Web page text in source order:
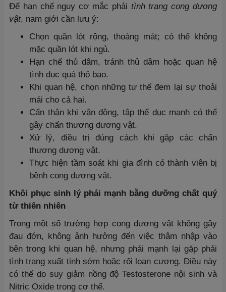
Để hạn chế nguy cơ mắc phải tình trạng cong dương
vật, nam giới cần lưu ý:
Chọn quần lót rộng, thoáng mát; có thể không
mặc quần lót khi ngủ.
Hạn chế thủ dâm, tránh thủ dâm hoặc quan hệ
tình dục quá thô bạo.
Khi quan hệ, chọn những tư thế đem lại sự thoải
mái cho cả hai.
Cẩn thận khi vận động, tập thể dục mạnh có thể
gây chấn thương dương vật.
Xử lý, điều trị đúng cách khi gặp các chấn
thương dương vật.
Thực hiện tầm soát khi gia đình có thành viên bị
bệnh cong dương vật.
Khôi phục sinh lý phái mạnh bằng dưỡng chất quý
từ thiên nhiên
Trong một số trường hợp cong dương vật không gây
đau đớn, không ảnh hưởng đến việc thâm nhập vào
bên trong khi quan hệ, nhưng phái mạnh lại gặp phải
tình trạng xuất tinh sớm hoặc rối loạn cương. Điều này
có thể do suy giảm nồng độ Testosterone nội sinh và
Nitric Oxide trong cơ thể.